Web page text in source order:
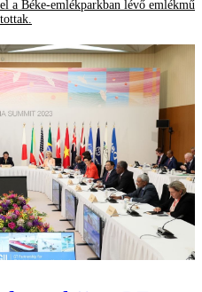
a Béke-emlékparkban lévő emlékmű